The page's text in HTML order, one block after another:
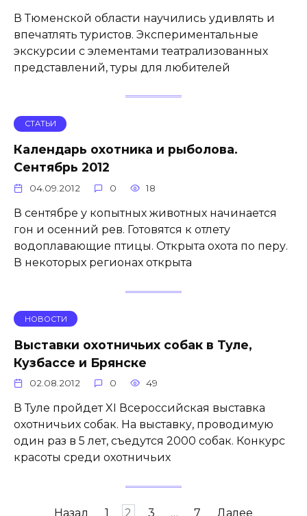
В Тюменской области научились удивлять и
впечатлять туристов. Экспериментальные
экскурсии с элементами театрализованных
представлений, туры для любителей
СТАТЬИ
Календарь охотника и рыболова.
Сентябрь 2012
04.09.2012 0 18
В сентябре у копытных животных начинается
гон и осенний рев. Готовятся к отлету
водоплавающие птицы. Открыта охота по перу.
В некоторых регионах открыта
НОВОСТИ
Выставки охотничьих собак в Туле,
Кузбассе и Брянске
02.08.2012 0 49
В Туле пройдет XI Всероссийская выставка
охотничьих собак. На выставку, проводимую
один раз в 5 лет, съедутся 2000 собак. Конкурс
красоты среди охотничьих
Пагинация
Назад 1 2 3 … 7 Далее